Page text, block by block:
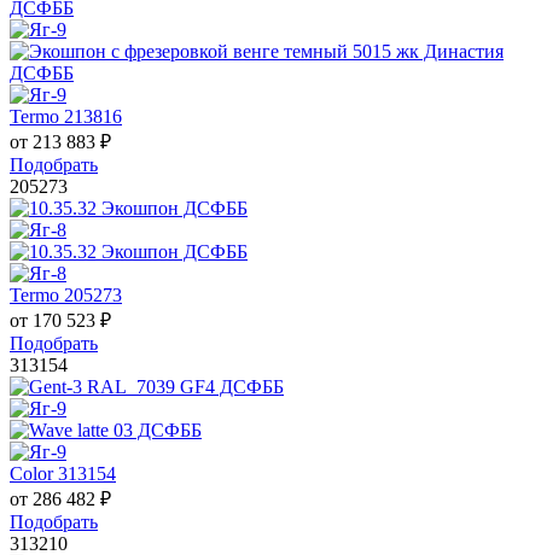
Termo 213816
от 213 883 ₽
Подобрать
205273
Termo 205273
от 170 523 ₽
Подобрать
313154
Color 313154
от 286 482 ₽
Подобрать
313210